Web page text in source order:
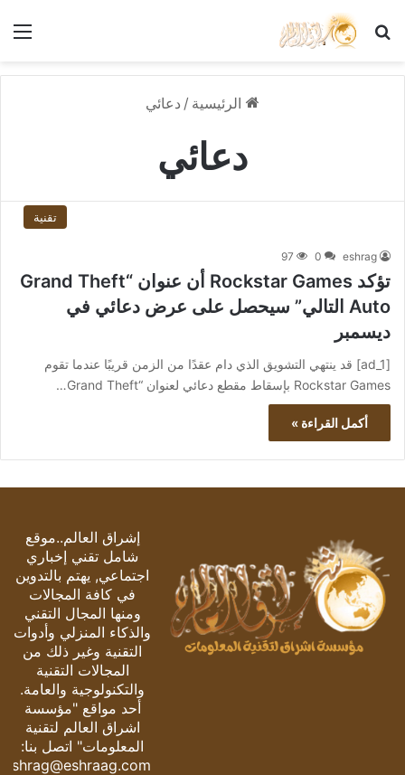
بحث عن
الرئيسية / دعائي
دعائي
تقنية
eshrag
0
97
تؤكد Rockstar Games أن عنوان “Grand Theft
Auto التالي” سيحصل على عرض دعائي في
ديسمبر
[ad_1] قد ينتهي التشويق الذي دام عقدًا من الزمن قريبًا عندما تقوم
Rockstar Games بإسقاط مقطع دعائي لعنوان “Grand Theft…
أكمل القراءة »
إشراق العالم..موقع
شامل تقني إخباري
اجتماعي, يهتم بالتدوين
في كافة المجالات
ومنها المجال التقني
والذكاء المنزلي وأدوات
التقنية وغير ذلك من
المجالات التقنية
والتكنولوجية والعامة.
أحد مواقع "مؤسسة
اشراق العالم لتقنية
المعلومات" اتصل بنا:
eshrag@eshraag.com